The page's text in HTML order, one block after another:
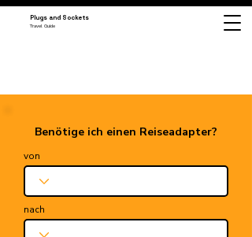
Plugs and Sockets
Travel Guide
Benötige ich einen Reiseadapter?
von
nach